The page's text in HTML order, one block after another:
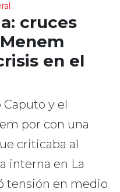
cruces
en el
y el
por con una
criticaba al
interna en La
tensión en medio